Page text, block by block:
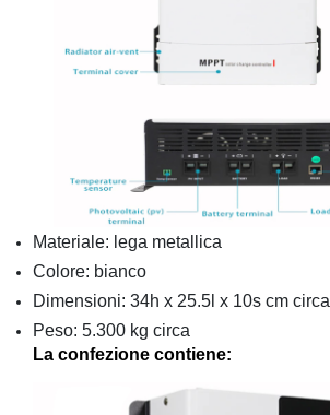
Materiale: lega metallica
Colore: bianco
Dimensioni: 34h x 25.5l x 10s cm circa
Peso: 5.300 kg circa
La confezione contiene: